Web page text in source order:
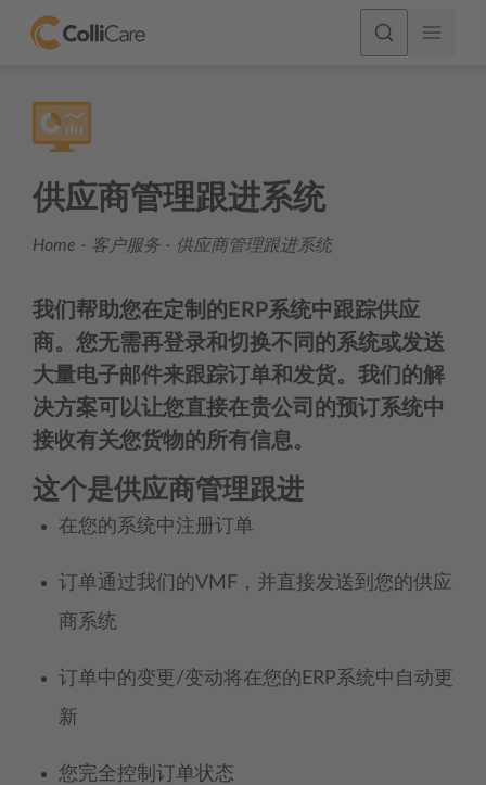
供应商管理跟进系统
Home - 客户服务 - 供应商管理跟进系统
我们帮助您在定制的ERP系统中跟踪供应
商。您无需再登录和切换不同的系统或发送
大量电子邮件来跟踪订单和发货。我们的解
决方案可以让您直接在贵公司的预订系统中
接收有关您货物的所有信息。
这个是供应商管理跟进
在您的系统中注册订单
订单通过我们的VMF，并直接发送到您的供应
商系统
订单中的变更/变动将在您的ERP系统中自动更
新
您完全控制订单状态